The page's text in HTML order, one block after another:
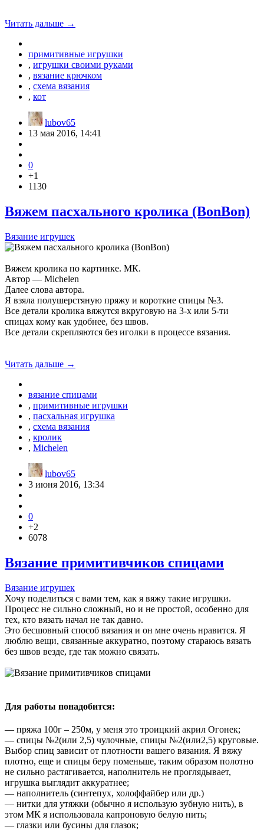
Читать дальше →
примитивные игрушки
, игрушки своими руками
, вязание крючком
, схема вязания
, кот
lubov65
13 мая 2016, 14:41
0
+1
1130
Вяжем пасхального кролика (BonBon)
Вязание игрушек
Вяжем кролика по картинке. МК.
Автор — Michelen
Далее слова автора.
Я взяла полушерстяную пряжу и короткие спицы №3.
Все детали кролика вяжутся вкруговую на 3-х или 5-ти
спицах кому как удобнее, без швов.
Все детали скрепляются без иголки в процессе вязания.
Читать дальше →
вязание спицами
, примитивные игрушки
, пасхальная игрушка
, схема вязания
, кролик
, Michelen
lubov65
3 июня 2016, 13:34
0
+2
6078
Вязание примитивчиков спицами
Вязание игрушек
Хочу поделиться с вами тем, как я вяжу такие игрушки.
Процесс не сильно сложный, но и не простой, особенно для
тех, кто вязать начал не так давно.
Это бесшовный способ вязания и он мне очень нравится. Я
люблю вещи, связанные аккуратно, поэтому стараюсь вязать
без швов везде, где так можно связать.
Для работы понадобится:
— пряжа 100г – 250м, у меня это троицкий акрил Огонек;
— спицы №2(или 2,5) чулочные, спицы №2(или2,5) круговые.
Выбор спиц зависит от плотности вашего вязания. Я вяжу
плотно, еще и спицы беру поменьше, таким образом полотно
не сильно растягивается, наполнитель не проглядывает,
игрушка выглядит аккуратнее;
— наполнитель (синтепух, холоффайбер или др.)
— нитки для утяжки (обычно я использую зубную нить), в
этом МК я использовала капроновую белую нить;
— глазки или бусины для глазок;